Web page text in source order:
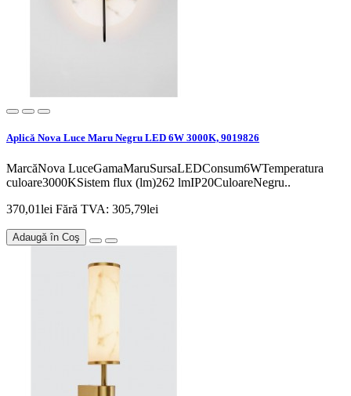
Aplică Nova Luce Maru Negru LED 6W 3000K, 9019826
MarcăNova LuceGamaMaruSursaLEDConsum6WTemperatura
culoare3000KSistem flux (lm)262 lmIP20CuloareNegru..
370,01lei Fără TVA: 305,79lei
Adaugă în Coş